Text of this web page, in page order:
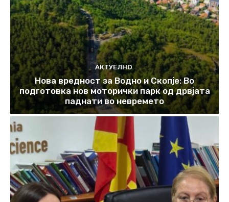
АКТУЕЛНО
Нова вредност за Водно и Скопје: Во
подготовка нов моторички парк од дрвјата
паднати во невремето